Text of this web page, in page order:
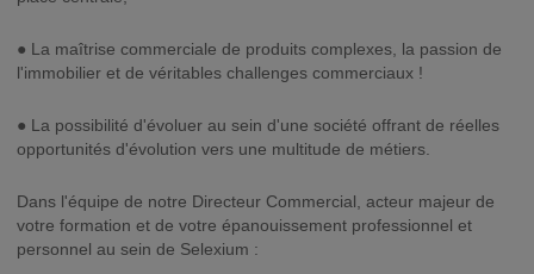
● La maîtrise commerciale de produits complexes, la passion de
l'immobilier et de véritables challenges commerciaux !
● La possibilité d'évoluer au sein d'une société offrant de réelles
opportunités d'évolution vers une multitude de métiers.
Dans l'équipe de notre Directeur Commercial, acteur majeur de
votre formation et de votre épanouissement professionnel et
personnel au sein de Selexium :